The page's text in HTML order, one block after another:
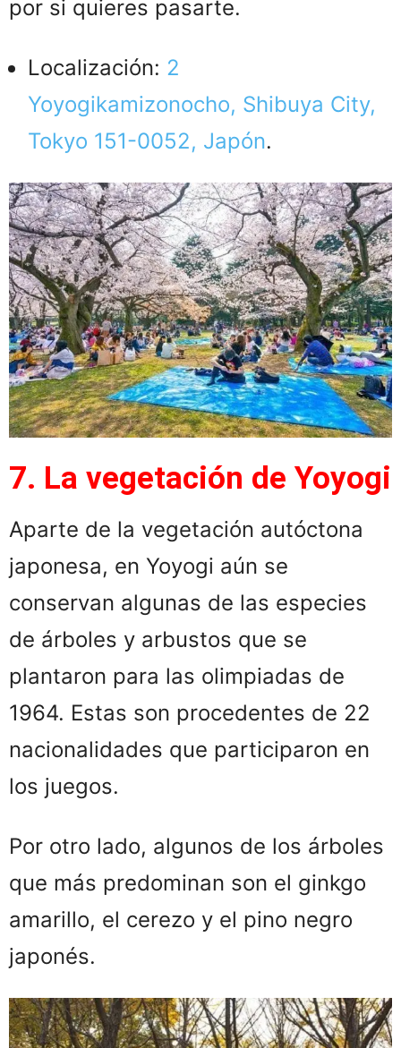
por si quieres pasarte.
Localización: 2
Yoyogikamizonocho, Shibuya City,
Tokyo 151-0052, Japón.
7. La vegetación de Yoyogi
Aparte de la vegetación autóctona
japonesa, en Yoyogi aún se
conservan algunas de las especies
de árboles y arbustos que se
plantaron para las olimpiadas de
1964. Estas son procedentes de 22
nacionalidades que participaron en
los juegos.
Por otro lado, algunos de los árboles
que más predominan son el ginkgo
amarillo, el cerezo y el pino negro
japonés.